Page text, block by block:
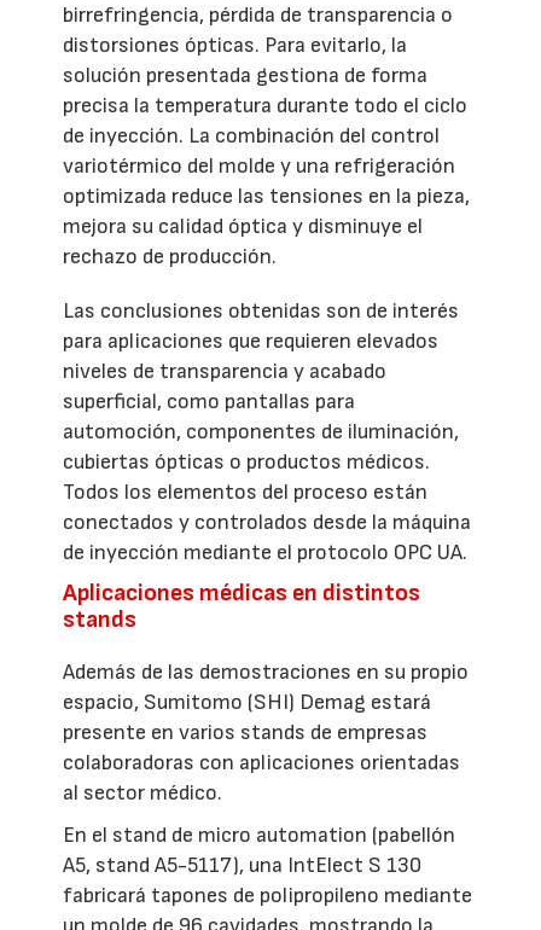
birrefringencia, pérdida de transparencia o
distorsiones ópticas. Para evitarlo, la
solución presentada gestiona de forma
precisa la temperatura durante todo el ciclo
de inyección. La combinación del control
variotérmico del molde y una refrigeración
optimizada reduce las tensiones en la pieza,
mejora su calidad óptica y disminuye el
rechazo de producción.
Las conclusiones obtenidas son de interés
para aplicaciones que requieren elevados
niveles de transparencia y acabado
superficial, como pantallas para
automoción, componentes de iluminación,
cubiertas ópticas o productos médicos.
Todos los elementos del proceso están
conectados y controlados desde la máquina
de inyección mediante el protocolo OPC UA.
Aplicaciones médicas en distintos
stands
Además de las demostraciones en su propio
espacio, Sumitomo (SHI) Demag estará
presente en varios stands de empresas
colaboradoras con aplicaciones orientadas
al sector médico.
En el stand de micro automation (pabellón
A5, stand A5-5117), una IntElect S 130
fabricará tapones de polipropileno mediante